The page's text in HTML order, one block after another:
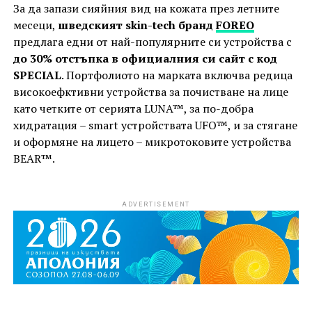
За да запази сияйния вид на кожата през летните
месеци, шведският skin-tech брандFOREO
предлага едни от най-популярните си устройства с
до 30% отстъпка в официалния си сайт с код
SPECIAL. Портфолиото на марката включва редица
високоефктивни устройства за почистване на лице
като четките от серията LUNA™, за по-добра
хидратация – smart устройствaта UFO™, и за стягане
и оформяне на лицето – микротоковите устройства
BEAR™.
ADVERTISEMENT